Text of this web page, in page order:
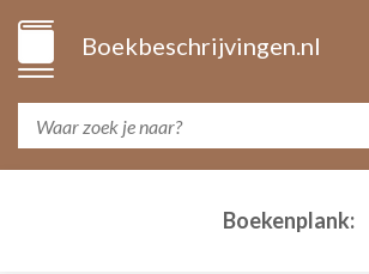
Boekbeschrijvingen.nl
Boekenplank: